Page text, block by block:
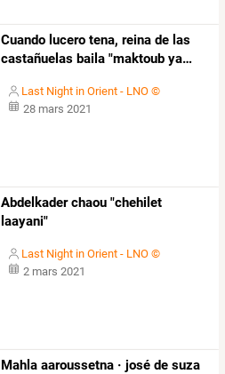
Cuando lucero tena, reina de las
castañuelas baila "maktoub ya…
Last Night in Orient - LNO ©
28 mars 2021
Abdelkader chaou "chehilet
laayani"
Last Night in Orient - LNO ©
2 mars 2021
Mahla aaroussetna · josé de suza